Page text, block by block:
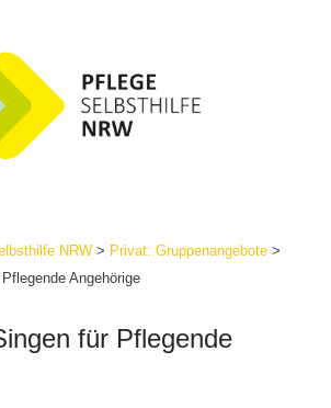
NRW > Privat: Gruppenangebote >
Angehörige
für Pflegende